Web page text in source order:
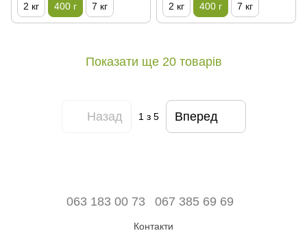
2 кг 400 г 7 кг 2 кг 400 г 7 кг
Показати ще 20 товарів
Назад 1 з 5 Вперед
063 183 00 73 067 385 69 69
Контакти